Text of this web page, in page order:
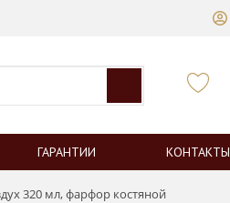
ГАРАНТИИ КОНТАКТЫ
320 мл, фарфор костяной